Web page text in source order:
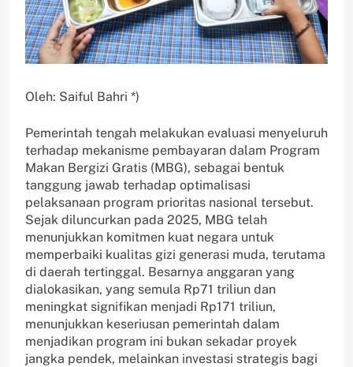
Oleh: Saiful Bahri *)
Pemerintah tengah melakukan evaluasi menyeluruh
terhadap mekanisme pembayaran dalam Program
Makan Bergizi Gratis (MBG), sebagai bentuk
tanggung jawab terhadap optimalisasi
pelaksanaan program prioritas nasional tersebut.
Sejak diluncurkan pada 2025, MBG telah
menunjukkan komitmen kuat negara untuk
memperbaiki kualitas gizi generasi muda, terutama
di daerah tertinggal. Besarnya anggaran yang
dialokasikan, yang semula Rp71 triliun dan
meningkat signifikan menjadi Rp171 triliun,
menunjukkan keseriusan pemerintah dalam
menjadikan program ini bukan sekadar proyek
jangka pendek, melainkan investasi strategis bagi